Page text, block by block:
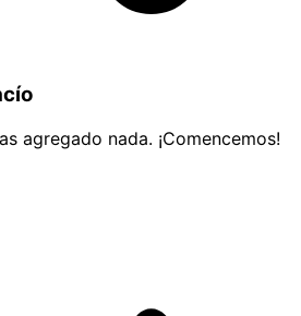
agregado nada. ¡Comencemos!